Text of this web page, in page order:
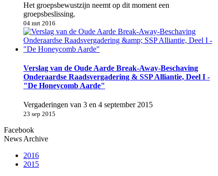
Het groepsbewustzijn neemt op dit moment een
groepsbeslissing.
04 mrt 2016
Verslag van de Oude Aarde Break-Away-Beschaving
Onderaardse Raadsvergadering & SSP Alliantie, Deel I -
"De Honeycomb Aarde"
Vergaderingen van 3 en 4 september 2015
23 sep 2015
Facebook
News Archive
2016
2015